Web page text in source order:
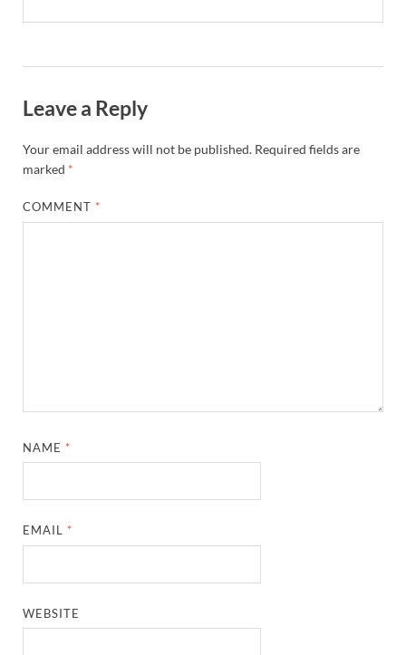
Uttar Pradesh News: ‘आभार प्रधानमंत्री जी, डबल
UP AI App: सीएम योगी के मिशन को साकार कर रहा
CM Dhami Meeting With Nitin Gadkari: बैठक में
Kalyan Singh Jayanti: अपने नाम को उत्तर प्रदेश के
Leave a Reply
Your email address will not be published. Required fields are
marked *
COMMENT *
NAME *
EMAIL *
WEBSITE